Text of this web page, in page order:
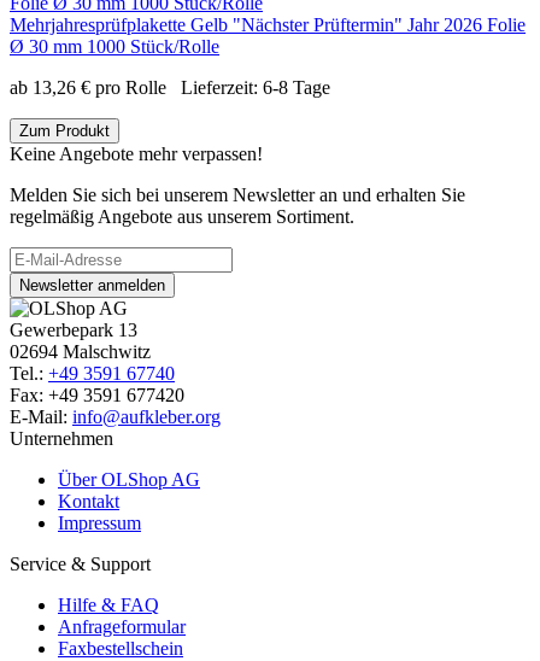
Mehrjahresprüfplakette Gelb "Nächster Prüftermin" Jahr 2026 Folie
Ø 30 mm 1000 Stück/Rolle
ab 13,26 € pro Rolle Lieferzeit: 6-8 Tage
Zum Produkt
Keine Angebote mehr verpassen!
Melden Sie sich bei unserem Newsletter an und erhalten Sie
regelmäßig Angebote aus unserem Sortiment.
Newsletter anmelden
Gewerbepark 13
02694 Malschwitz
Tel.: +49 3591 67740
Fax: +49 3591 677420
E-Mail: info@aufkleber.org
Unternehmen
Über OLShop AG
Kontakt
Impressum
Service & Support
Hilfe & FAQ
Anfrageformular
Faxbestellschein